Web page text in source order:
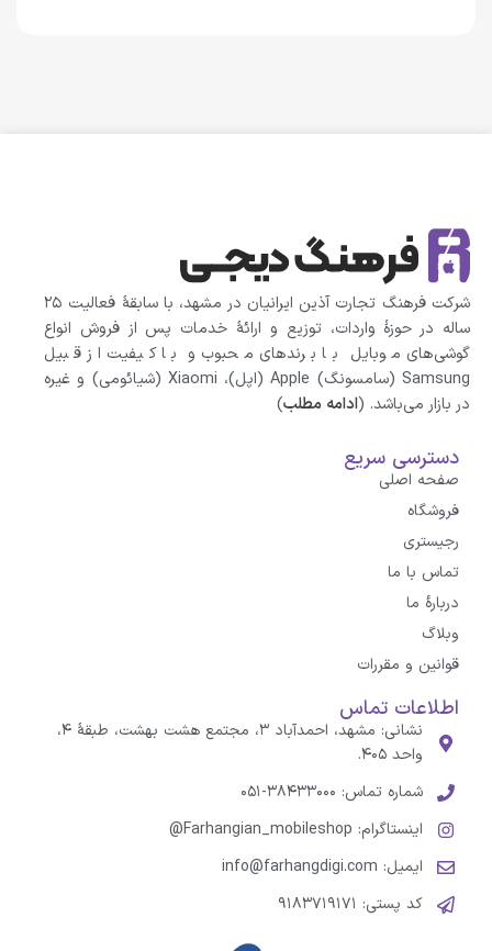
شرکت فرهنگ تجارت آذین ایرانیان در مشهد، با سابقهٔ فعالیت ۲۵
ساله در حوزهٔ واردات، توزیع و ارائهٔ خدمات پس از فروش انواع
گوشی‌های موبایل با برندهای محبوب و با کیفیت از قبیل
Samsung (سامسونگ) Apple (اپل)، Xiaomi (شیائومی)‌ و غیره
در بازار می‌باشد. (ادامه مطلب)
دسترسی سریع
صفحه اصلی
فروشگاه
رجیستری
تماس با ما
درباره‌ٔ ما
وبلاگ
قوانین و مقررات
اطلاعات تماس
نشانی: مشهد، احمدآباد ۳، مجتمع هشت بهشت، طبقهٔ ۴،
واحد ۴۰۵.
شماره تماس: ۳۸۴۳۳۰۰۰-۰۵۱
اینستاگرام: Farhangian_mobileshop@
ایمیل: info@farhangdigi.com
کد پستی: ۹۱۸۳۷۱۹۱۷۱